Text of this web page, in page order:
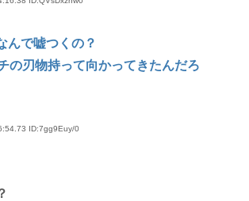
んで嘘つくの？
の刃物持って向かってきたんだろ
ID:7gg9Euy/0